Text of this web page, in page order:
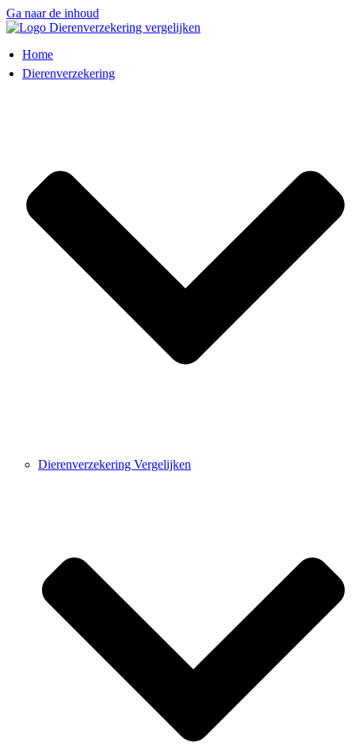
Ga naar de inhoud
Home
Dierenverzekering
Dierenverzekering Vergelijken